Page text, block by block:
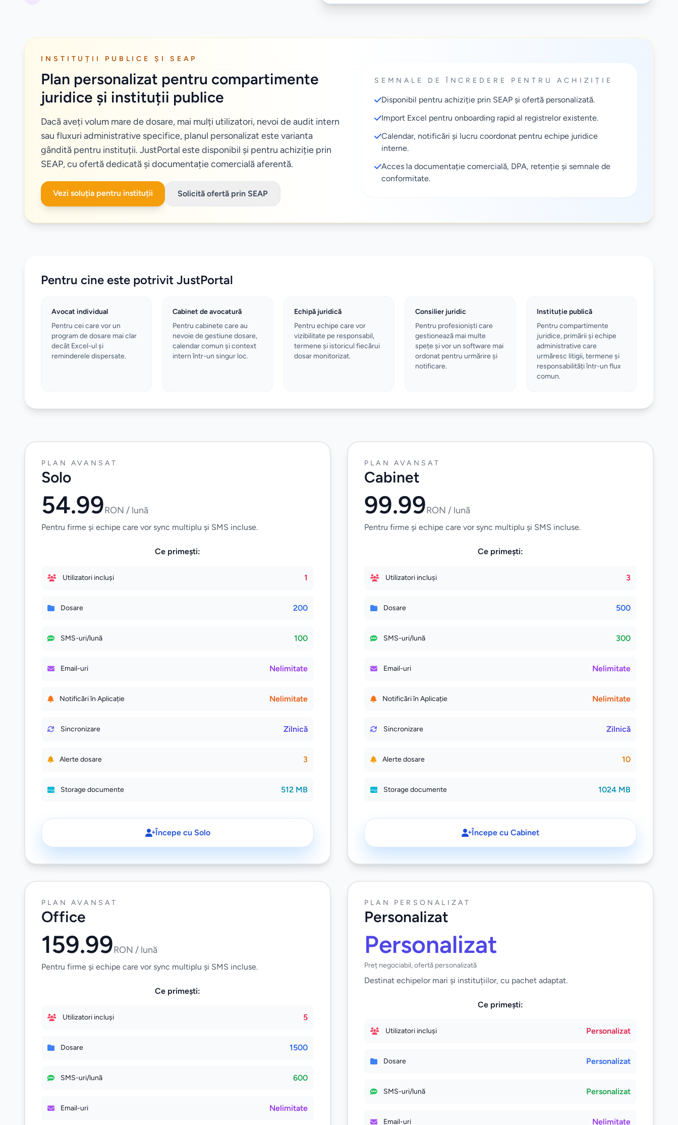
INSTITUȚII PUBLICE ȘI SEAP
Plan personalizat pentru compartimente
juridice și instituții publice
Dacă aveți volum mare de dosare, mai mulți utilizatori, nevoi de audit intern
sau fluxuri administrative specifice, planul personalizat este varianta
gândită pentru instituții. JustPortal este disponibil și pentru achiziție prin
SEAP, cu ofertă dedicată și documentație comercială aferentă.
Vezi soluția pentru instituții Solicită ofertă prin SEAP
SEMNALE DE ÎNCREDERE PENTRU ACHIZIȚIE
Disponibil pentru achiziție prin SEAP și ofertă personalizată.
Import Excel pentru onboarding rapid al registrelor existente.
Calendar, notificări și lucru coordonat pentru echipe juridice
interne.
Acces la documentație comercială, DPA, retenție și semnale de
conformitate.
Pentru cine este potrivit JustPortal
Avocat individual
Pentru cei care vor un
program de dosare mai clar
decât Excel-ul și
reminderele dispersate.
Cabinet de avocatură
Pentru cabinete care au
nevoie de gestiune dosare,
calendar comun și context
intern într-un singur loc.
Echipă juridică
Pentru echipe care vor
vizibilitate pe responsabil,
termene și istoricul fiecărui
dosar monitorizat.
Consilier juridic
Pentru profesioniști care
gestionează mai multe
spețe și vor un software mai
ordonat pentru urmărire și
notificare.
Instituție publică
Pentru compartimente
juridice, primării și echipe
administrative care
urmăresc litigii, termene și
responsabilități într-un flux
comun.
PLAN AVANSAT
Solo
54.99RON / lună
Pentru firme și echipe care vor sync multiplu și SMS incluse.
Ce primești:
Utilizatori incluși 1
Dosare 200
SMS-uri/lună 100
Email-uri Nelimitate
Notificări în Aplicație Nelimitate
Sincronizare Zilnică
Alerte dosare 3
Storage documente 512 MB
Începe cu Solo
PLAN AVANSAT
Cabinet
99.99RON / lună
Pentru firme și echipe care vor sync multiplu și SMS incluse.
Ce primești:
Utilizatori incluși 3
Dosare 500
SMS-uri/lună 300
Email-uri Nelimitate
Notificări în Aplicație Nelimitate
Sincronizare Zilnică
Alerte dosare 10
Storage documente 1024 MB
Începe cu Cabinet
PLAN AVANSAT
Office
159.99RON / lună
Pentru firme și echipe care vor sync multiplu și SMS incluse.
Ce primești:
Utilizatori incluși 5
Dosare 1500
SMS-uri/lună 600
Email-uri Nelimitate
PLAN PERSONALIZAT
Personalizat
Personalizat
Preț negociabil, ofertă personalizată
Destinat echipelor mari și instituțiilor, cu pachet adaptat.
Ce primești:
Utilizatori incluși Personalizat
Dosare Personalizat
SMS-uri/lună Personalizat
Email-uri Nelimitate